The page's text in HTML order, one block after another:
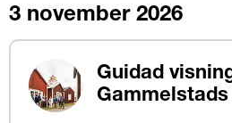
3 november 2026
Guidad